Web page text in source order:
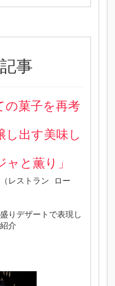
事
の菓子を再考
出す美味し
ャと薫り」
レストラン ロー
りデザートで表現し
介